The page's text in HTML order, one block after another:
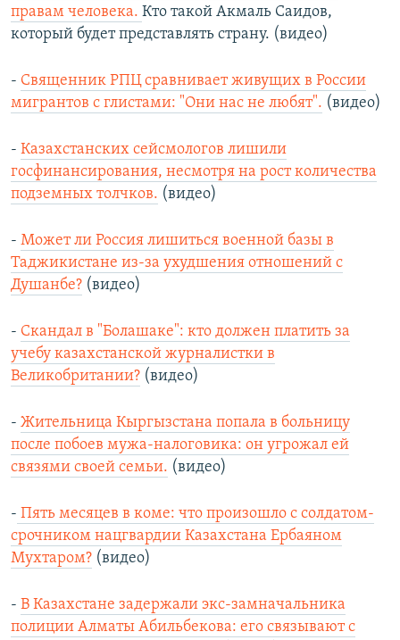
правам человека. Кто такой Акмаль Саидов,
который будет представлять страну. (видео)
- Священник РПЦ сравнивает живущих в России
мигрантов с глистами: "Они нас не любят". (видео)
- Казахстанских сейсмологов лишили
госфинансирования, несмотря на рост количества
подземных толчков. (видео)
- Может ли Россия лишиться военной базы в
Таджикистане из-за ухудшения отношений с
Душанбе? (видео)
- Скандал в "Болашаке": кто должен платить за
учебу казахстанской журналистки в
Великобритании? (видео)
- Жительница Кыргызстана попала в больницу
после побоев мужа-налоговика: он угрожал ей
связями своей семьи. (видео)
- Пять месяцев в коме: что произошло с солдатом-
срочником нацгвардии Казахстана Ербаяном
Мухтаром? (видео)
- В Казахстане задержали экс-замначальника
полиции Алматы Абильбекова: его связывают с